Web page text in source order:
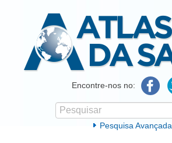
Atlas da SaúdeEncontre-nos no:
Formulário de procura
Pesquisar
Pesquisa Avançada